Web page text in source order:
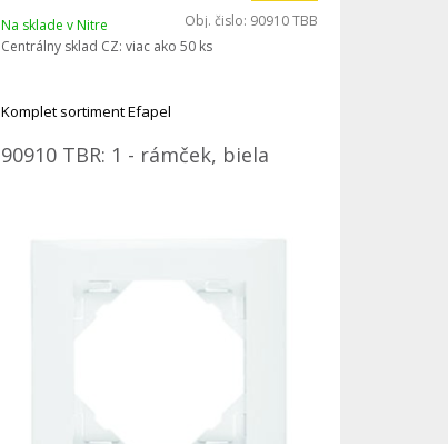
Na sklade v Nitre Obj. čislo: 90910 TBB
Centrálny sklad CZ: viac ako 50 ks
Komplet sortiment Efapel
90910 TBR: 1 - rámček, biela